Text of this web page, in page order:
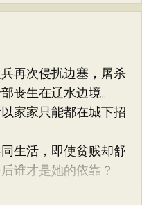
再次侵扰边塞，屠杀
丧生在辽水边境。
家家只能都在城下招
生活，即使贫贱却舒
谁才是她的依靠？